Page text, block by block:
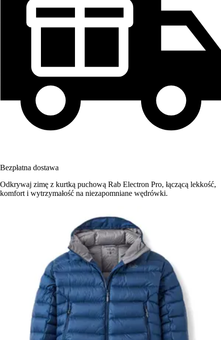
Bezpłatna dostawa
Odkrywaj zimę z kurtką puchową Rab Electron Pro, łączącą lekkość,
komfort i wytrzymałość na niezapomniane wędrówki.